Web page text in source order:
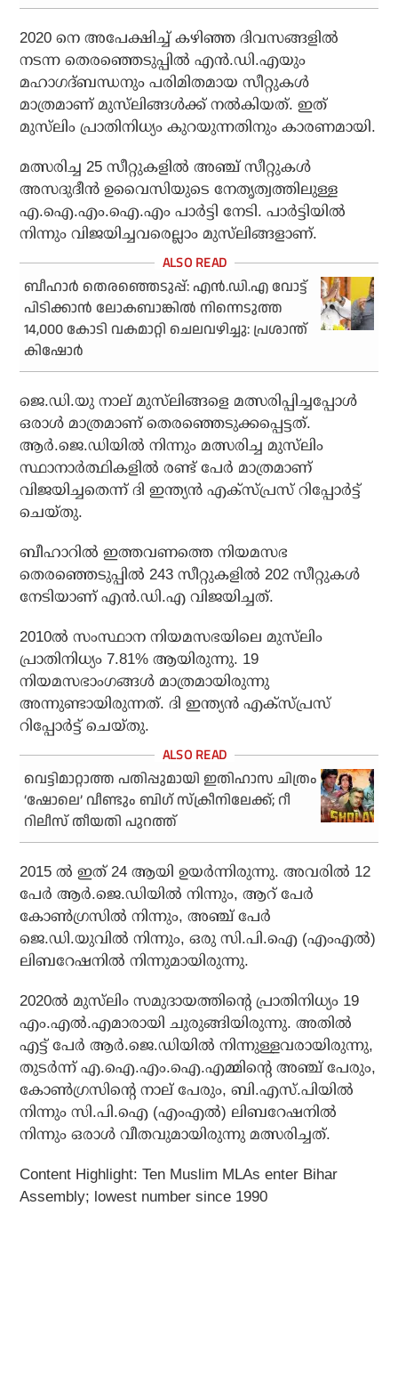
2020 നെ അപേക്ഷിച്ച് കഴിഞ്ഞ ദിവസങ്ങളിൽ
നടന്ന തെരഞ്ഞെടുപ്പിൽ എൻ.ഡി.എയും
മഹാഗദ്‌ബന്ധനും പരിമിതമായ സീറ്റുകൾ
മാത്രമാണ് മുസ്‌ലിങ്ങൾക്ക് നൽകിയത്. ഇത്
മുസ്‌ലിം പ്രാതിനിധ്യം കുറയുന്നതിനും കാരണമായി.
മത്സരിച്ച 25 സീറ്റുകളിൽ അഞ്ച് സീറ്റുകൾ
അസദുദീൻ ഉവൈസിയുടെ നേതൃത്വത്തിലുള്ള
എ.ഐ.എം.ഐ.എം പാർട്ടി നേടി. പാർട്ടിയിൽ
നിന്നും വിജയിച്ചവരെല്ലാം മുസ്‌ലിങ്ങളാണ്.
ബീഹാര്‍ തെരഞ്ഞെടുപ്പ്: എന്‍.ഡി.എ വോട്ട്
പിടിക്കാന്‍ ലോകബാങ്കില്‍ നിന്നെടുത്ത
14,000 കോടി വകമാറ്റി ചെലവഴിച്ചു: പ്രശാന്ത്
കിഷോര്‍
ജെ.ഡി.യു നാല് മുസ്‌ലിങ്ങളെ മത്സരിപ്പിച്ചപ്പോൾ
ഒരാൾ മാത്രമാണ് തെരഞ്ഞെടുക്കപ്പെട്ടത്.
ആർ.ജെ.ഡിയിൽ നിന്നും മത്സരിച്ച മുസ്‌ലിം
സ്ഥാനാർത്ഥികളിൽ രണ്ട് പേർ മാത്രമാണ്
വിജയിച്ചതെന്ന് ദി ഇന്ത്യൻ എക്സ്പ്രസ് റിപ്പോർട്ട്
ചെയ്തു.
ബീഹാറിൽ ഇത്തവണത്തെ നിയമസഭ
തെരഞ്ഞെടുപ്പിൽ 243 സീറ്റുകളിൽ 202 സീറ്റുകൾ
നേടിയാണ് എൻ.ഡി.എ വിജയിച്ചത്.
2010ൽ സംസ്ഥാന നിയമസഭയിലെ മുസ്‌ലിം
പ്രാതിനിധ്യം 7.81% ആയിരുന്നു. 19
നിയമസഭാംഗങ്ങൾ മാത്രമായിരുന്നു
അന്നുണ്ടായിരുന്നത്. ദി ഇന്ത്യൻ എക്സ്പ്രസ്
റിപ്പോർട്ട് ചെയ്തു.
വെട്ടിമാറ്റാത്ത പതിപ്പുമായി ഇതിഹാസ ചിത്രം
‘ഷോലെ’ വീണ്ടും ബിഗ് സ്‌ക്രീനിലേക്ക്; റീ
റിലീസ് തീയതി പുറത്ത്
2015 ൽ ഇത് 24 ആയി ഉയർന്നിരുന്നു. അവരിൽ 12
പേർ ആർ.ജെ.ഡിയിൽ നിന്നും, ആറ് പേർ
കോൺഗ്രസിൽ നിന്നും, അഞ്ച് പേർ
ജെ.ഡി.യുവിൽ നിന്നും, ഒരു സി.പി.ഐ (എംഎൽ)
ലിബറേഷനിൽ നിന്നുമായിരുന്നു.
2020ൽ മുസ്‌ലിം സമുദായത്തിന്റെ പ്രാതിനിധ്യം 19
എം.എൽ.എമാരായി ചുരുങ്ങിയിരുന്നു. അതിൽ
എട്ട് പേർ ആർ.ജെ.ഡിയിൽ നിന്നുള്ളവരായിരുന്നു,
തുടർന്ന് എ.ഐ.എം.ഐ.എമ്മിന്റെ അഞ്ച് പേരും,
കോൺഗ്രസിന്റെ നാല് പേരും, ബി.എസ്.പിയിൽ
നിന്നും സി.പി.ഐ (എംഎൽ) ലിബറേഷനിൽ
നിന്നും ഒരാൾ വീതവുമായിരുന്നു മത്സരിച്ചത്.
Content Highlight: Ten Muslim MLAs enter Bihar
Assembly; lowest number since 1990